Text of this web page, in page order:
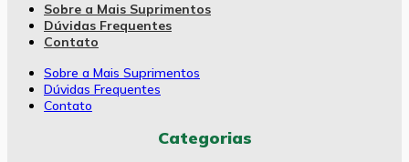
Sobre a Mais Suprimentos
Dúvidas Frequentes
Contato
Sobre a Mais Suprimentos
Dúvidas Frequentes
Contato
Categorias